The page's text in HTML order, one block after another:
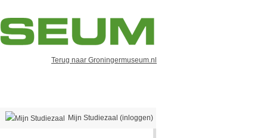
Terug naar Groningermuseum.nl
Mijn Studiezaal (inloggen)